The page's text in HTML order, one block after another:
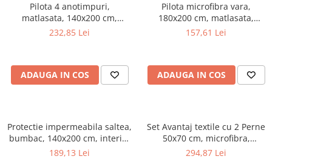
Pilota 4 anotimpuri,
matlasata, 140x200 cm,
umplutura bilute siliconizate,
95°C, alb
232,85 Lei
ADAUGA IN COS
Pilota microfibra vara,
180x200 cm, matlasata,
hipoalergenica, usoara,
95°C, alb
157,61 Lei
ADAUGA IN COS
Protectie impermeabila saltea,
bumbac, 140x200 cm, interior
poliuretan, lavabila la 90°C,
189,13 Lei
Set Avantaj textile cu 2 Perne
50x70 cm, microfibra,
umplutura fibra siliconizata,
294,87 Lei